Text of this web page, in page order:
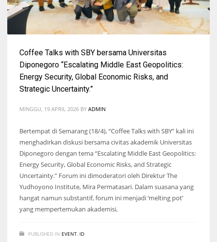
Coffee Talks with SBY bersama Universitas
Diponegoro “Escalating Middle East Geopolitics:
Energy Security, Global Economic Risks, and
Strategic Uncertainty.”
MINGGU, 19 APRIL 2026 BY ADMIN
Bertempat di Semarang (18/4), “Coffee Talks with SBY” kali ini
menghadirkan diskusi bersama civitas akademik Universitas
Diponegoro dengan tema “Escalating Middle East Geopolitics:
Energy Security, Global Economic Risks, and Strategic
Uncertainty.” Forum ini dimoderatori oleh Direktur The
Yudhoyono Institute, Mira Permatasari. Dalam suasana yang
hangat namun substantif, forum ini menjadi ‘melting pot’
yang mempertemukan akademisi,
PUBLISHED IN EVENT ID